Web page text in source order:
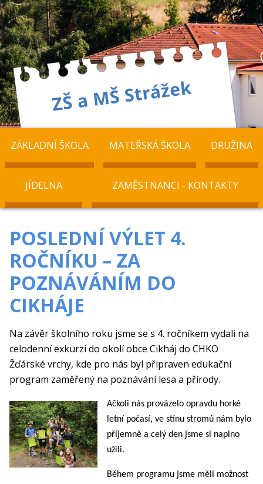
ZÁKLADNÍ ŠKOLA MATEŘSKÁ ŠKOLA DRUŽINA
JÍDELNA ZAMĚSTNANCI - KONTAKTY
POSLEDNÍ VÝLET 4.
ROČNÍKU – ZA
POZNÁVÁNÍM DO
CIKHÁJE
Na závěr školního roku jsme se s 4. ročníkem vydali na
celodenní exkurzi do okolí obce Cikháj do CHKO
Žďárské vrchy, kde pro nás byl připraven edukační
program zaměřený na poznávání lesa a přírody.
Ačkoli nás provázelo opravdu horké
letní počasí, ve stínu stromů nám bylo
příjemně a celý den jsme si naplno
užili.
Během programu jsme měli možnost